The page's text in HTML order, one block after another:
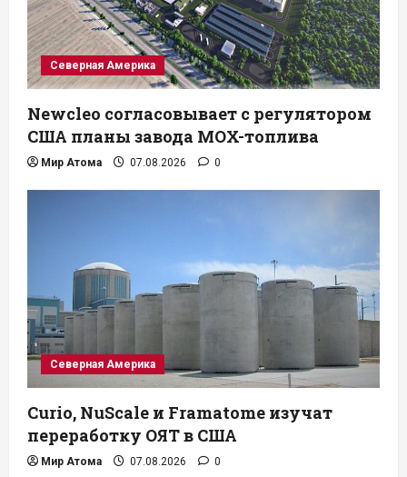
Северная Америка
Newcleo согласовывает с регулятором
США планы завода MOX-топлива
Мир Атома 07.08.2026 0
Северная Америка
Curio, NuScale и Framatome изучат
переработку ОЯТ в США
Мир Атома 07.08.2026 0